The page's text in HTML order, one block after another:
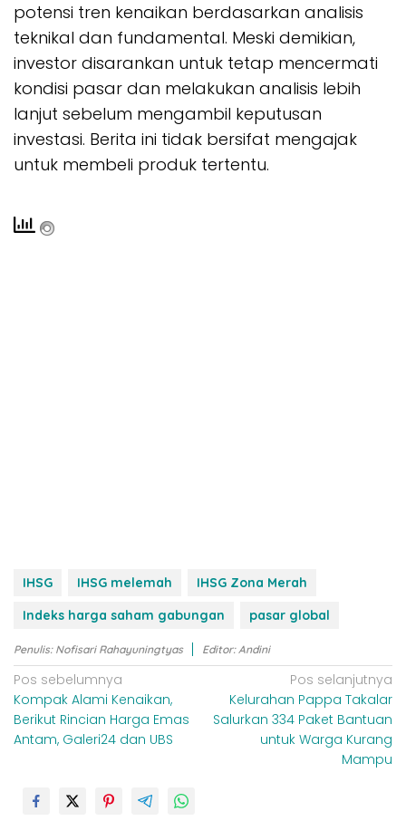
potensi tren kenaikan berdasarkan analisis
teknikal dan fundamental. Meski demikian,
investor disarankan untuk tetap mencermati
kondisi pasar dan melakukan analisis lebih
lanjut sebelum mengambil keputusan
investasi. Berita ini tidak bersifat mengajak
untuk membeli produk tertentu.
IHSG IHSG melemah
IHSG Zona Merah
Indeks harga saham gabungan
pasar global
Penulis: Nofisari Rahayuningtyas Editor: Andini
N
a
v
Pos sebelumnya
Kompak Alami Kenaikan,
Berikut Rincian Harga Emas
Antam, Galeri24 dan UBS
Pos selanjutnya
Kelurahan Pappa Takalar
Salurkan 334 Paket Bantuan
untuk Warga Kurang
Mampu